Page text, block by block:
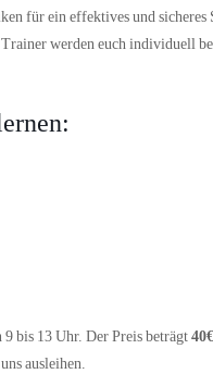
für ein effektives und sicheres
werden euch individuell
bis 13 Uhr. Der Preis beträgt40€
ausleihen.